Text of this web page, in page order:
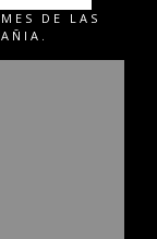
DE LAS